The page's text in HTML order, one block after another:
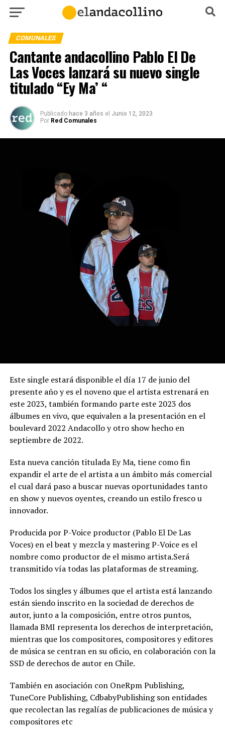
COMUNALES
Cantante andacollino Pablo El De
Las Voces lanzará su nuevo single
titulado “Ey Ma’ “
Publicado hace 3 años el Junio 12, 2023
Por Red Comunales
Este single estará disponible el día 17 de junio del
presente año y es el noveno que el artista estrenará en
este 2023, también formando parte este 2023 dos
álbumes en vivo, que equivalen a la presentación en el
boulevard 2022 Andacollo y otro show hecho en
septiembre de 2022.
Esta nueva canción titulada Ey Ma, tiene como fin
expandir el arte de el artista a un ámbito más comercial
el cual dará paso a buscar nuevas oportunidades tanto
en show y nuevos oyentes, creando un estilo fresco u
innovador.
Producida por P-Voice productor (Pablo El De Las
Voces) en el beat y mezcla y mastering P-Voice es el
nombre como productor de el mismo artista.Será
transmitido vía todas las plataformas de streaming.
Todos los singles y álbumes que el artista está lanzando
están siendo inscrito en la sociedad de derechos de
autor, junto a la composición, entre otros puntos,
llamada BMI representa los derechos de interpretación,
mientras que los compositores, compositores y editores
de música se centran en su oficio, en colaboración con la
SSD de derechos de autor en Chile.
También en asociación con OneRpm Publishing,
TuneCore Publishing, CdbabyPublishing son entidades
que recolectan las regalías de publicaciones de música y
compositores etc